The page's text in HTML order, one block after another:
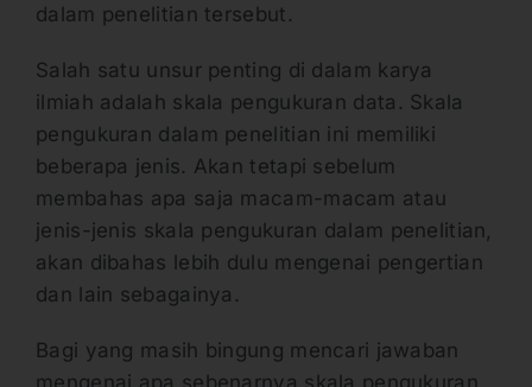
dalam penelitian tersebut.
Salah satu unsur penting di dalam karya
ilmiah adalah skala pengukuran data. Skala
pengukuran dalam penelitian ini memiliki
beberapa jenis. Akan tetapi sebelum
membahas apa saja macam-macam atau
jenis-jenis skala pengukuran dalam penelitian,
akan dibahas lebih dulu mengenai pengertian
dan lain sebagainya.
Bagi yang masih bingung mencari jawaban
mengenai apa sebenarnya skala pengukuran